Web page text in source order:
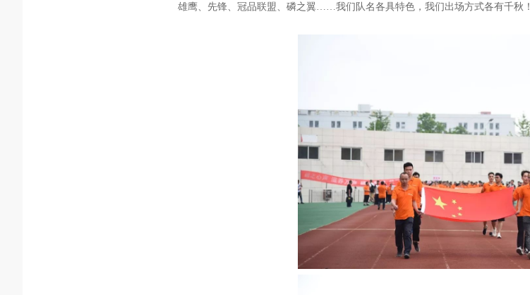
雄鹰、先锋、冠品联盟、磷之翼……我们队名各具特色，我们出场方式各有千秋！